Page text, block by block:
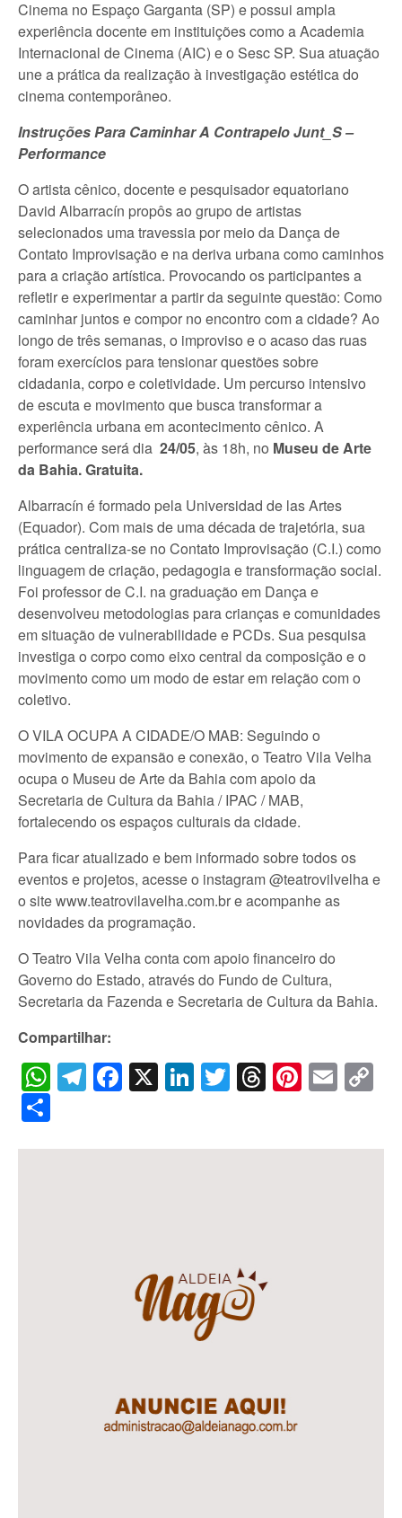
Cinema no Espaço Garganta (SP) e possui ampla
experiência docente em instituições como a Academia
Internacional de Cinema (AIC) e o Sesc SP. Sua atuação
une a prática da realização à investigação estética do
cinema contemporâneo.
Instruções Para Caminhar A Contrapelo Junt_S –
Performance
O artista cênico, docente e pesquisador equatoriano
David Albarracín propôs ao grupo de artistas
selecionados uma travessia por meio da Dança de
Contato Improvisação e na deriva urbana como caminhos
para a criação artística. Provocando os participantes a
refletir e experimentar a partir da seguinte questão: Como
caminhar juntos e compor no encontro com a cidade? Ao
longo de três semanas, o improviso e o acaso das ruas
foram exercícios para tensionar questões sobre
cidadania, corpo e coletividade. Um percurso intensivo
de escuta e movimento que busca transformar a
experiência urbana em acontecimento cênico. A
performance será dia 24/05, às 18h, no Museu de Arte
da Bahia. Gratuita.
​Albarracín é formado pela Universidad de las Artes
(Equador). Com mais de uma década de trajetória, sua
prática centraliza-se no Contato Improvisação (C.I.) como
linguagem de criação, pedagogia e transformação social.
Foi professor de C.I. na graduação em Dança e
desenvolveu metodologias para crianças e comunidades
em situação de vulnerabilidade e PCDs. Sua pesquisa
investiga o corpo como eixo central da composição e o
movimento como um modo de estar em relação com o
coletivo.
O VILA OCUPA A CIDADE/O MAB: Seguindo o
movimento de expansão e conexão, o Teatro Vila Velha
ocupa o Museu de Arte da Bahia com apoio da
Secretaria de Cultura da Bahia / IPAC / MAB,
fortalecendo os espaços culturais da cidade.
Para ficar atualizado e bem informado sobre todos os
eventos e projetos, acesse o instagram @teatrovilvelha e
o site www.teatrovilavelha.com.br e acompanhe as
novidades da programação.
O Teatro Vila Velha conta com apoio financeiro do
Governo do Estado, através do Fundo de Cultura,
Secretaria da Fazenda e Secretaria de Cultura da Bahia.
Compartilhar:
WhatsApp
Telegram
Facebook
X LinkedIn
Twitter
Threads